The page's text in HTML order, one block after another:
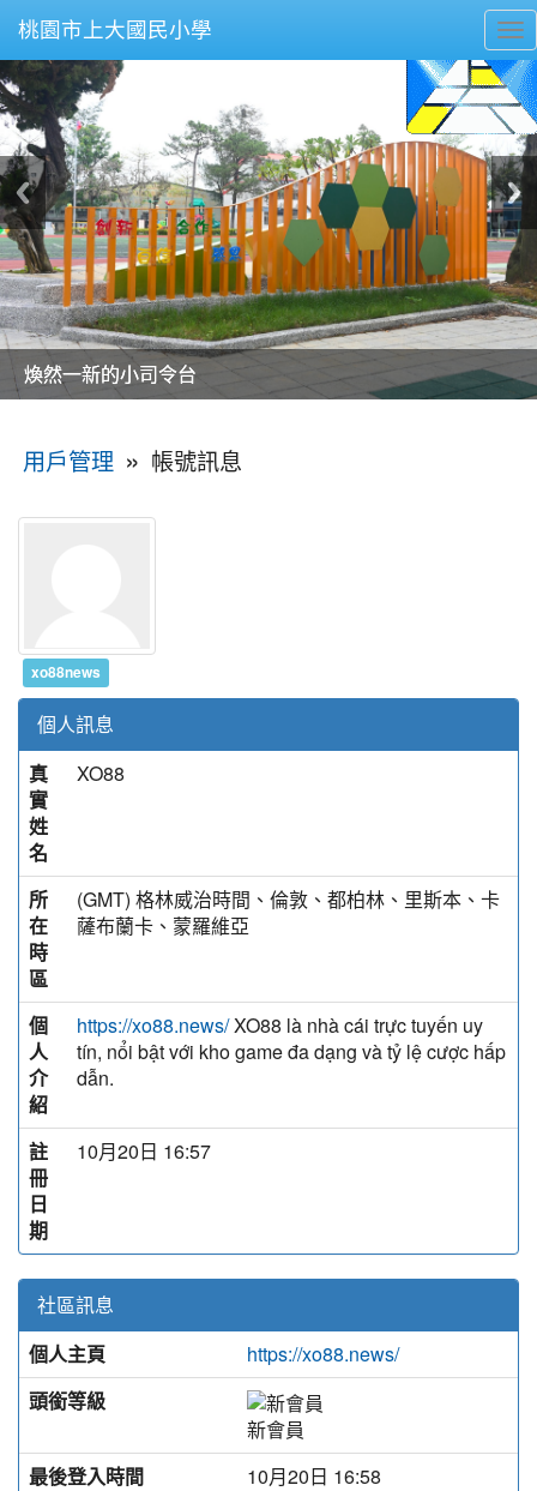
桃園市上大國民小學
美麗的操場是我們活力的來源
美麗的操場是我們活力的來源
煥然一新的小司令台
煥然一新的小司令台
富含桃園埤塘田園風光意象的中廊
富含桃園埤塘田園風光意象的中廊
嶄新的中庭廣場
嶄新的中庭廣場
水生池生生不息
水生池生生不息
用戶管理 » 帳號訊息
xo88news
個人訊息
真
實
姓
名
XO88
所
在
時
區
(GMT) 格林威治時間、倫敦、都柏林、里斯本、卡
薩布蘭卡、蒙羅維亞
個
人
介
紹
https://xo88.news/XO88 là nhà cái trực tuyến uy
tín, nổi bật với kho game đa dạng và tỷ lệ cược hấp
dẫn.
註
冊
日
期
10月20日 16:57
社區訊息
個人主頁
https://xo88.news/
頭銜等級
新會員
最後登入時間
10月20日 16:58